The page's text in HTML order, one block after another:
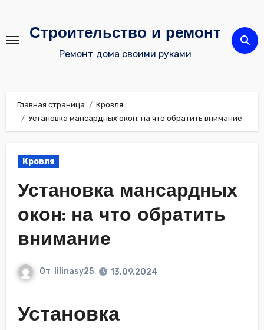
содержимому
Строительство и ремонт
Ремонт дома своими руками
Главная страница
Кровля
Установка мансардных окон: на что обратить внимание
Кровля
Установка мансардных
окон: на что обратить
внимание
От lilinasy25 13.09.2024
Установка